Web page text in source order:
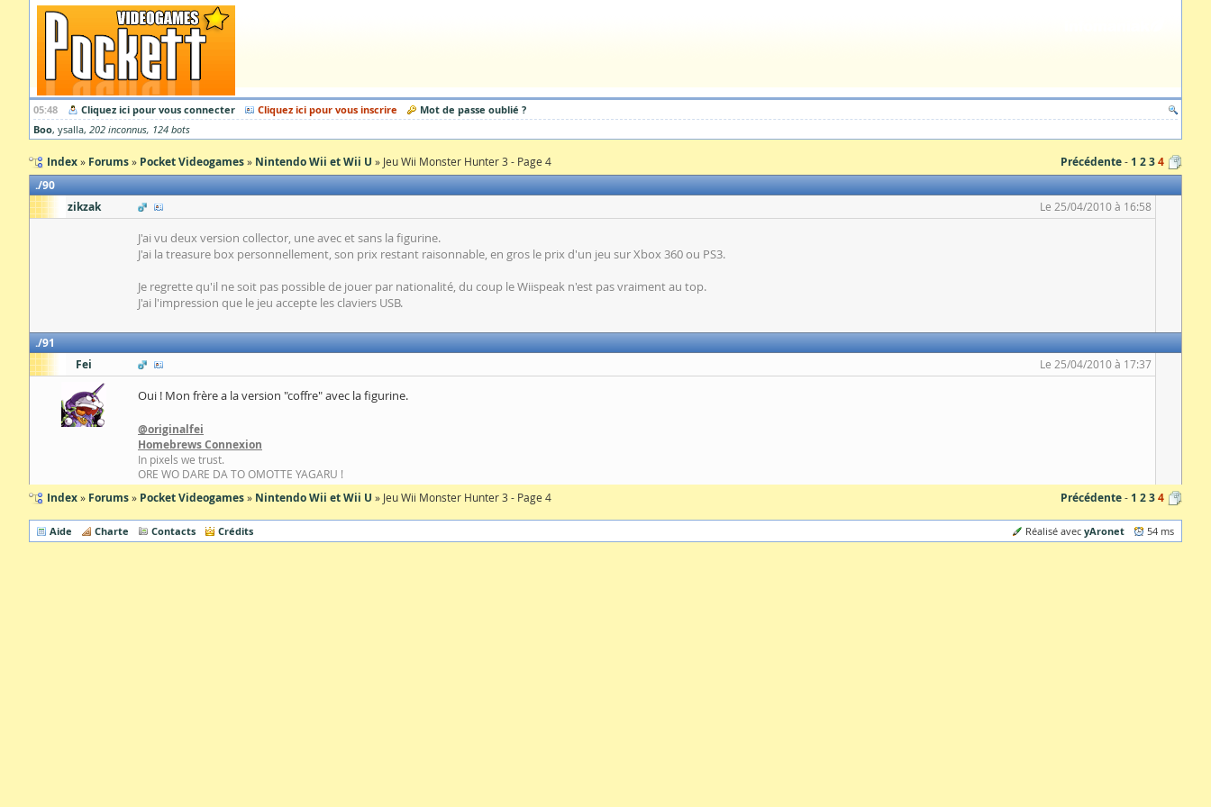
05:48 Cliquez ici pour vous connecter Cliquez ici pour vous inscrire
Mot de passe oublié ?
Boo ysalla 202 inconnus 124 bots
Index Forums Pocket Videogames Nintendo Wii et Wii U Jeu Wii Monster Hunter 3 - Page 4 Précédente 1 234
90
zikzak
Le 25/04/2010 à 16:58
J'ai vu deux version collector, une avec et sans la figurine.
J'ai la treasure box personnellement, son prix restant raisonnable, en gros le prix d'un jeu sur Xbox 360 ou PS3.
Je regrette qu'il ne soit pas possible de jouer par nationalité, du coup le Wiispeak n'est pas vraiment au top.
J'ai l'impression que le jeu accepte les claviers USB.
91
Fei
Le 25/04/2010 à 17:37
Oui ! Mon frère a la version "coffre" avec la figurine.
@originalfei
Homebrews Connexion
In pixels we trust.
ORE WO DARE DA TO OMOTTE YAGARU !
Index Forums Pocket Videogames Nintendo Wii et Wii U Jeu Wii Monster Hunter 3 - Page 4 Précédente 1 234
Aide Charte Contacts Crédits Réalisé avec yAronet 54 ms